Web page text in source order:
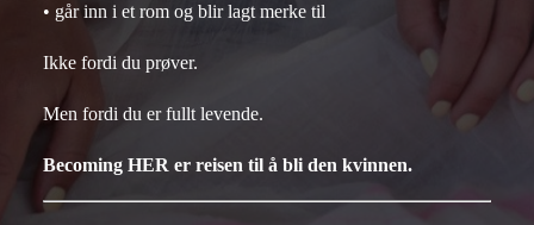
• går inn i et rom og blir lagt merke til
Ikke fordi du prøver.
Men fordi du er fullt levende.
Becoming HER er reisen til å bli den kvinnen.